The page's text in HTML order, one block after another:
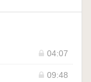
04:07
09:48